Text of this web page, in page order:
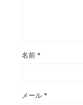
名前 *
メール *